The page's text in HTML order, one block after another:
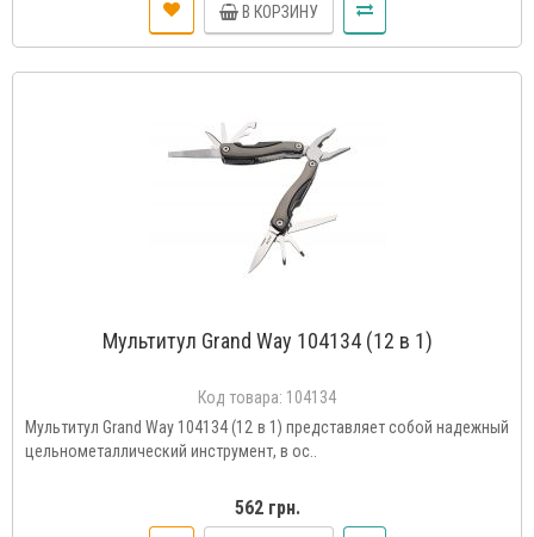
В КОРЗИНУ
Мультитул Grand Way 104134 (12 в 1)
Код товара: 104134
Мультитул Grand Way 104134 (12 в 1) представляет собой надежный
цельнометаллический инструмент, в ос..
562 грн.